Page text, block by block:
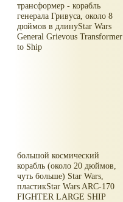
трансформер - корабль
генерала Гривуса, около 8
дюймов в длинуStar Wars
General Grievous Transformer
to Ship
большой космический
корабль (около 20 дюймов,
чуть больше) Star Wars,
пластикStar Wars ARC-170
FIGHTER LARGE SHIP